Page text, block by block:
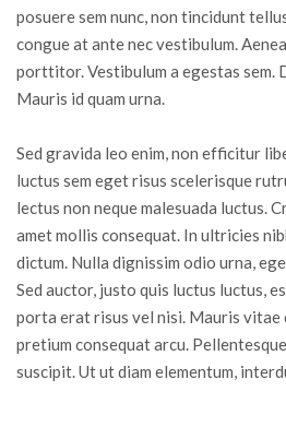
posuere sem nunc, non tincidunt
congue at ante nec vestibulum.
porttitor. Vestibulum a egestas sem.
Mauris id quam urna.
Sed gravida leo enim, non efficitur
luctus sem eget risus scelerisque
lectus non neque malesuada luctus.
amet mollis consequat. In ultricies
dictum. Nulla dignissim odio urna,
Sed auctor, justo quis luctus luctus,
porta erat risus vel nisi. Mauris
pretium consequat arcu.
suscipit. Ut ut diam elementum,